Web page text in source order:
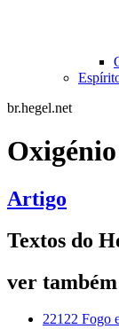
br.hegel.net
Artigo
Textos do
ver também
22122 Fogo